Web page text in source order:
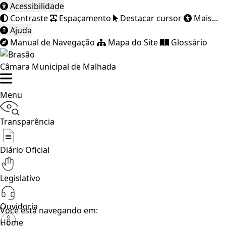
Acessibilidade
Contraste
Espaçamento Destacar cursor
Mais...
Ajuda
Manual de Navegação
Mapa do Site Glossário
Câmara Municipal de Malhada
Menu
Transparência
Diário Oficial
Legislativo
Ouvidoria
Você está navegando em:
Home